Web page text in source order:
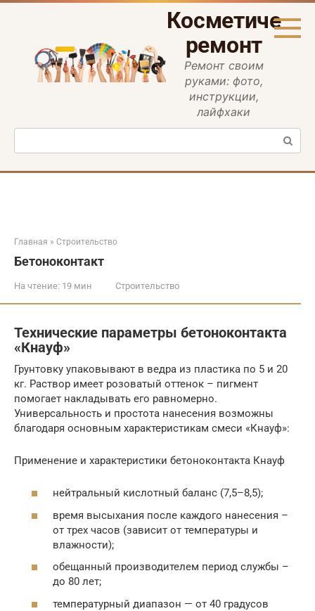
Перейти
ремонт
Ремонт своим
руками: фото,
инструкции,
лайфхаки
Поиск:
Главная » Строительство
Бетоноконтакт
На чтение: 19 мин Строительство
Технические параметры бетоноконтакта
«Кнауф»
Грунтовку упаковывают в ведра из пластика по 5 и 20
кг. Раствор имеет розоватый оттенок – пигмент
помогает накладывать его равномерно.
Универсальность и простота нанесения возможны
благодаря основным характеристикам смеси «Кнауф»:
Применение и характеристики бетоноконтакта Кнауф
нейтральный кислотный баланс (7,5–8,5);
время высыхания после каждого нанесения –
от трех часов (зависит от температуры и
влажности);
обещанный производителем период службы –
до 80 лет;
температурный диапазон — от 40 градусов